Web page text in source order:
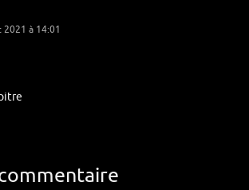
à 14:01